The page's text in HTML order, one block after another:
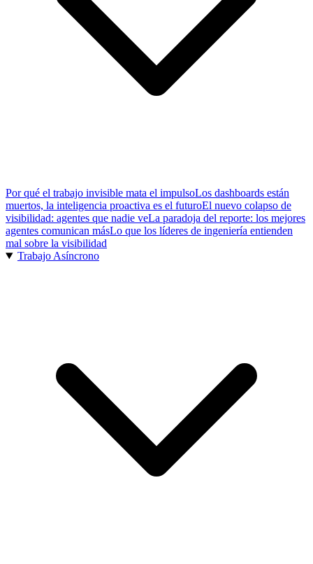
Por qué el trabajo invisible mata el impulsoLos dashboards están
muertos, la inteligencia proactiva es el futuroEl nuevo colapso de
visibilidad: agentes que nadie veLa paradoja del reporte: los mejores
agentes comunican másLo que los líderes de ingeniería entienden
mal sobre la visibilidad
Trabajo Asíncrono